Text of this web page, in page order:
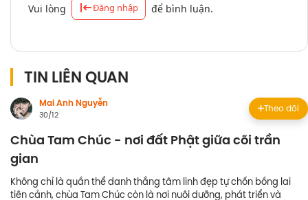
Vui lòng Đăng nhập để bình luận.
TIN LIÊN QUAN
Mai Anh Nguyễn
30/12
Theo dõi
Chùa Tam Chúc - nơi đất Phật giữa cõi trần
gian
Không chỉ là quần thể danh thắng tâm linh đẹp tự chốn bồng lai
tiên cảnh, chùa Tam Chúc còn là nơi nuôi dưỡng, phát triển và